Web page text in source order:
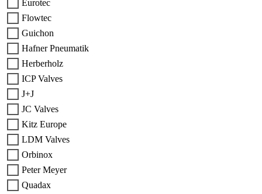
Eurotec
Flowtec
Guichon
Hafner Pneumatik
Herberholz
ICP Valves
J+J
JC Valves
Kitz Europe
LDM Valves
Orbinox
Peter Meyer
Quadax